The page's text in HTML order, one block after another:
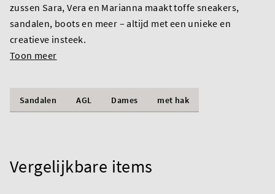
zussen Sara, Vera en Marianna maakt toffe sneakers,
sandalen, boots en meer – altijd met een unieke en
creatieve insteek.
Toon meer
Sandalen AGL Dames met hak
Vergelijkbare items